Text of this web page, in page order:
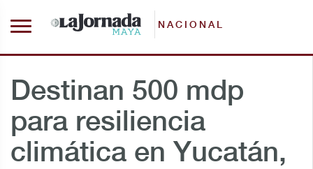
NACIONAL
Destinan 500 mdp
para resiliencia
climática en Yucatán,